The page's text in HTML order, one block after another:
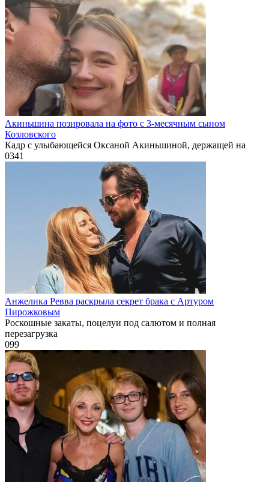
Акиньшина позировала на фото с 3-месячным сыном
Козловского
Кадр с улыбающейся Оксаной Акиньшиной, держащей на
0341
Анжелика Ревва раскрыла секрет брака с Артуром
Пирожковым
Роскошные закаты, поцелуи под салютом и полная
перезагрузка
099